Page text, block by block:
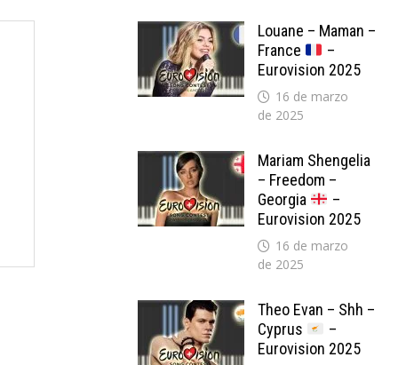
Louane – Maman –
France
–
Eurovision 2025
16 de marzo
de 2025
Mariam Shengelia
– Freedom –
Georgia
–
Eurovision 2025
16 de marzo
de 2025
Theo Evan – Shh –
Cyprus
–
Eurovision 2025